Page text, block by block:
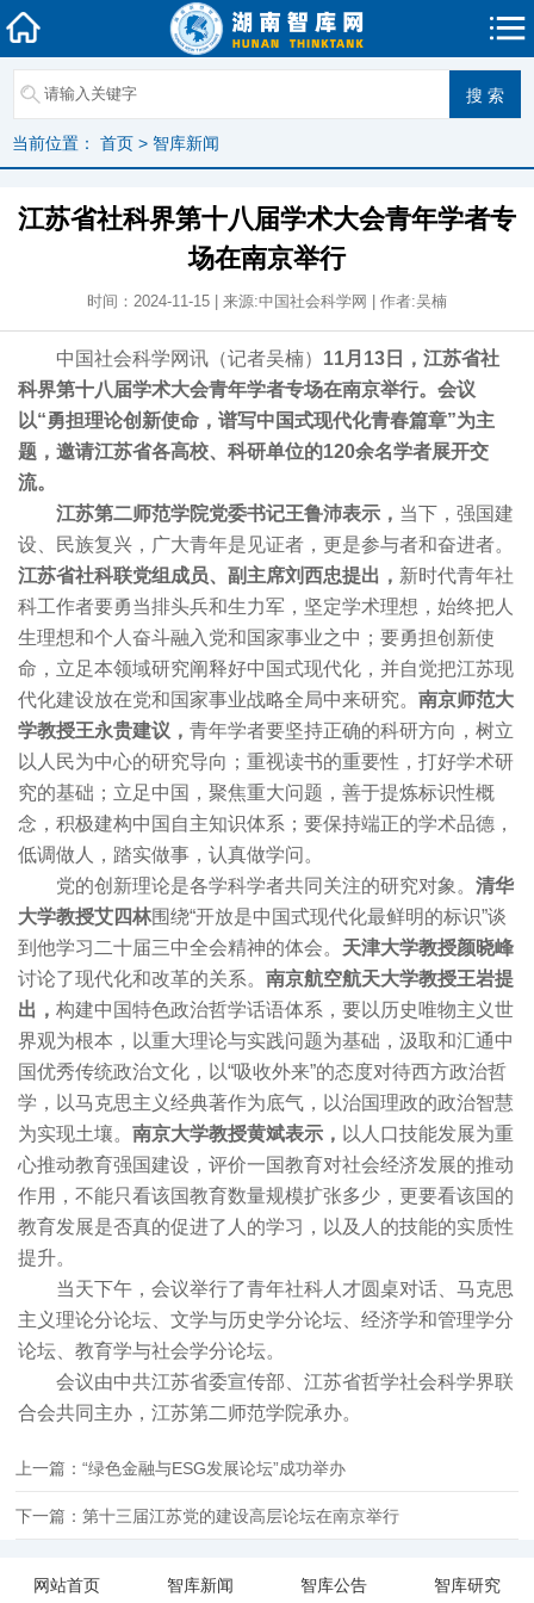
当前位置： 首页 > 智库新闻
江苏省社科界第十八届学术大会青年学者专
场在南京举行
时间：2024-11-15 | 来源:中国社会科学网 | 作者:吴楠
中国社会科学网讯（记者吴楠） 11月13日，江苏省社
科界第十八届学术大会青年学者专场在南京举行。会议
以“勇担理论创新使命，谱写中国式现代化青春篇章”为主
题，邀请江苏省各高校、科研单位的120余名学者展开交
流。
江苏第二师范学院党委书记王鲁沛表示， 当下，强国建
设、民族复兴，广大青年是见证者，更是参与者和奋进者。
江苏省社科联党组成员、副主席刘西忠提出， 新时代青年社
科工作者要勇当排头兵和生力军，坚定学术理想，始终把人
生理想和个人奋斗融入党和国家事业之中；要勇担创新使
命，立足本领域研究阐释好中国式现代化，并自觉把江苏现
代化建设放在党和国家事业战略全局中来研究。 南京师范大
学教授王永贵建议， 青年学者要坚持正确的科研方向，树立
以人民为中心的研究导向；重视读书的重要性，打好学术研
究的基础；立足中国，聚焦重大问题，善于提炼标识性概
念，积极建构中国自主知识体系；要保持端正的学术品德，
低调做人，踏实做事，认真做学问。
党的创新理论是各学科学者共同关注的研究对象。 清华
大学教授艾四林围绕“开放是中国式现代化最鲜明的标识”谈
到他学习二十届三中全会精神的体会。 天津大学教授颜晓峰
讨论了现代化和改革的关系。 南京航空航天大学教授王岩提
出， 构建中国特色政治哲学话语体系，要以历史唯物主义世
界观为根本，以重大理论与实践问题为基础，汲取和汇通中
国优秀传统政治文化，以“吸收外来”的态度对待西方政治哲
学，以马克思主义经典著作为底气，以治国理政的政治智慧
为实现土壤。 南京大学教授黄斌表示， 以人口技能发展为重
心推动教育强国建设，评价一国教育对社会经济发展的推动
作用，不能只看该国教育数量规模扩张多少，更要看该国的
教育发展是否真的促进了人的学习，以及人的技能的实质性
提升。
当天下午，会议举行了青年社科人才圆桌对话、马克思
主义理论分论坛、文学与历史学分论坛、经济学和管理学分
论坛、教育学与社会学分论坛。
会议由中共江苏省委宣传部、江苏省哲学社会科学界联
合会共同主办，江苏第二师范学院承办。
上一篇：“绿色金融与ESG发展论坛”成功举办
下一篇：第十三届江苏党的建设高层论坛在南京举行
网站首页 智库新闻 智库公告 智库研究